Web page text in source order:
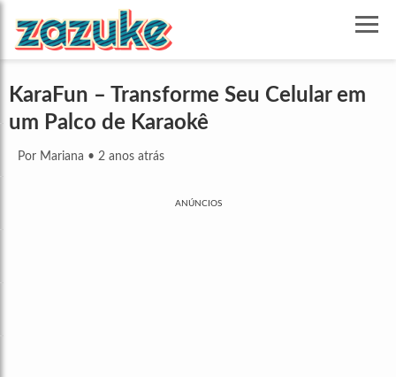
KaraFun – Transforme Seu Celular em
um Palco de Karaokê
Por Mariana • 2 anos atrás
ANÚNCIOS